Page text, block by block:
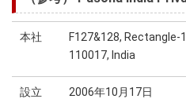
本社
F127&128, Rectangle-
110017, India
設立 2006年10月17日